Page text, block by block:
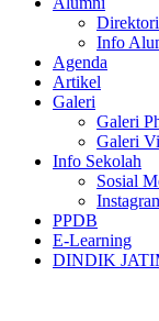
Info
Agenda
Artikel
Galeri
Galeri
Galeri
Info Sekolah
Sosial
PPDB
E-Learning
DINDIK